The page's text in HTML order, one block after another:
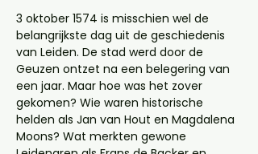
3 oktober 1574 is misschien wel de
belangrijkste dag uit de geschiedenis
van Leiden. De stad werd door de
Geuzen ontzet na een belegering van
een jaar. Maar hoe was het zover
gekomen? Wie waren historische
helden als Jan van Hout en Magdalena
Moons? Wat merkten gewone